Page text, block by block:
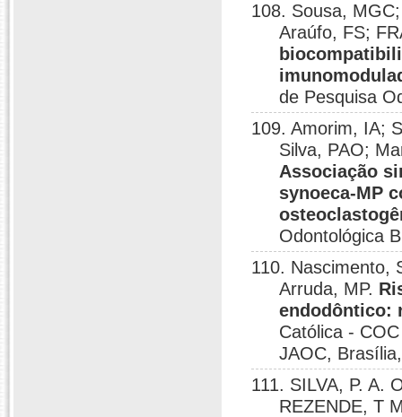
108. Sousa,
Araúfo, FS;
de Pesquisa
109. Amorim, IA;
Silva, PAO;
Associação
synoeca-MP
Odontológica
110. Nascimento,
Arruda, MP.
endodôntico:
Católica -
JAOC,
111. SILVA, P. A.
REZENDE, T